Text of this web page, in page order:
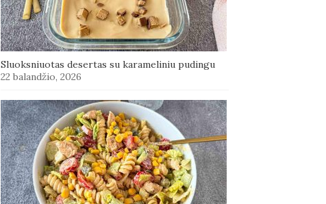
Sluoksniuotas desertas su karameliniu pudingu
22 balandžio, 2026